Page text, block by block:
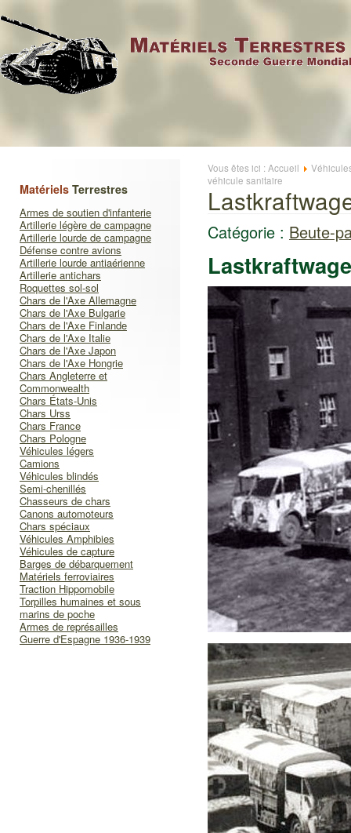
Matériels Terrestres
Armes de soutien d'infanterie
Artillerie légère de campagne
Artillerie lourde de campagne
Défense contre avions
Artillerie lourde antiaérienne
Artillerie antichars
Roquettes sol-sol
Chars de l'Axe Allemagne
Chars de l'Axe Bulgarie
Chars de l'Axe Finlande
Chars de l'Axe Italie
Chars de l'Axe Japon
Chars de l'Axe Hongrie
Chars Angleterre et
Commonwealth
Chars États-Unis
Chars Urss
Chars France
Chars Pologne
Véhicules légers
Camions
Véhicules blindés
Semi-chenillés
Chasseurs de chars
Canons automoteurs
Chars spéciaux
Véhicules Amphibies
Véhicules de capture
Barges de débarquement
Matériels ferroviaires
Traction Hippomobile
Torpilles humaines et sous
marins de poche
Armes de représailles
Guerre d'Espagne 1936-1939
Vous êtes ici : Accueil
véhicule sanitaire
Catégorie : Beute-